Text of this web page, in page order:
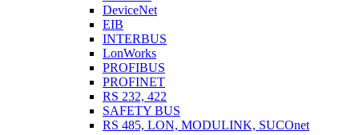
DeviceNet
EIB
INTERBUS
LonWorks
PROFIBUS
PROFINET
RS 232, 422
SAFETY BUS
RS 485, LON, MODULINK, SUCOnet